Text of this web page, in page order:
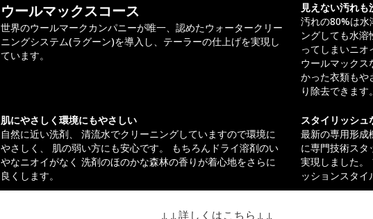
ウールマックスコース
世界のウールマークカンパニーが唯一、認めたウォータークリー
ニングシステム(ラグーン)を導入し、テーラーの仕上げを実現し
ています。
見えない汚れも
汚れの80%は水
ングしても水
ってしまいニ
ウールマックス
かった衣類もや
り除去できます
肌にやさしく環境にもやさしい
自然に近い洗剤、 清流水でクリーニングしていますので環境に
やさしく、 肌の弱い方にも安心です。 もちろんドライ溶剤のい
やなニオイがなく 洗剤のほのかな森林の香りが着心地をさらに
良くします。
スタイリッシュ
最新の専用形成
に専門技術スタ
実現しました。
ッションスタ
↓↓詳しくはこちら↓↓